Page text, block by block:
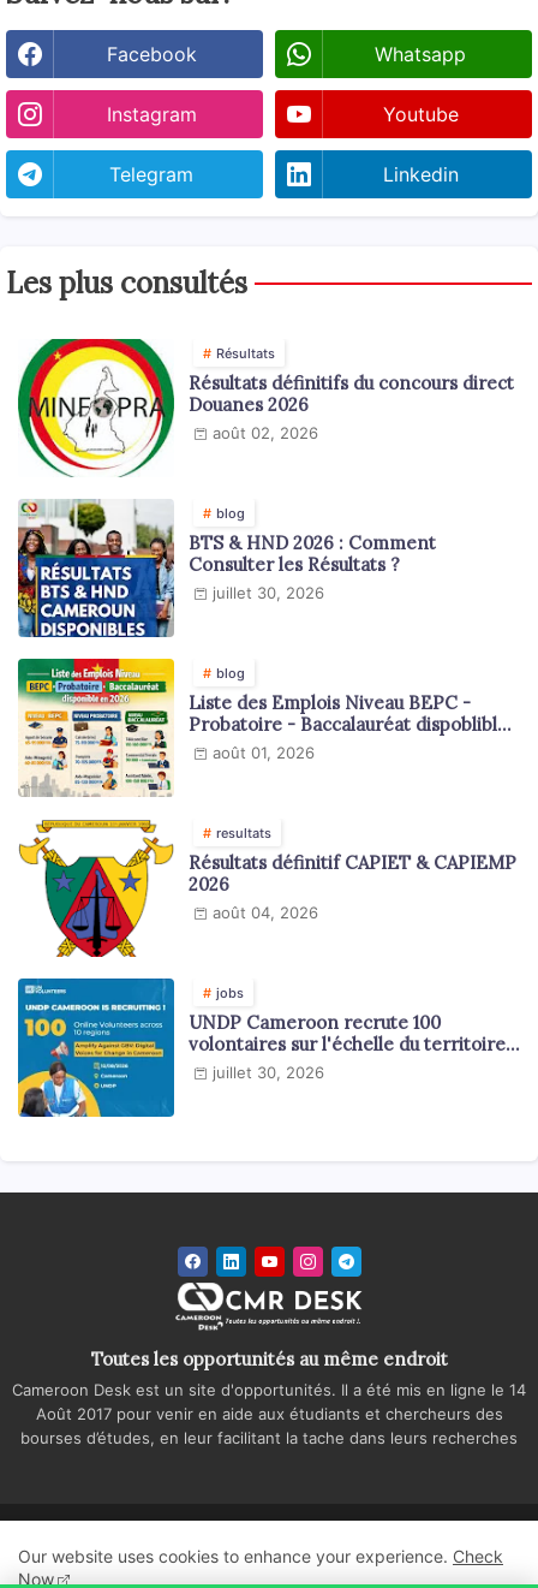
Facebook Whatsapp
Instagram Youtube
Telegram Linkedin
Les plus consultés
Résultats
Résultats définitifs du concours direct
Douanes 2026
août 02, 2026
blog
BTS & HND 2026 : Comment
Consulter les Résultats ?
juillet 30, 2026
blog
Liste des Emplois Niveau BEPC -
Probatoire - Baccalauréat dispoblible
en 2026
août 01, 2026
resultats
Résultats définitif CAPIET & CAPIEMP
2026
août 04, 2026
jobs
UNDP Cameroon recrute 100
volontaires sur l'échelle du territoire
national
juillet 30, 2026
Toutes les opportunités au même endroit
Cameroon Desk est un site d'opportunités. Il a été mis en ligne le 14
Août 2017 pour venir en aide aux étudiants et chercheurs des
bourses d’études, en leur facilitant la tache dans leurs recherches
Politique de confidentialité
Regie publicitaire
Our website uses cookies to enhance your experience. Check
Now